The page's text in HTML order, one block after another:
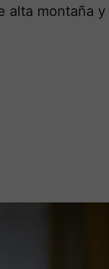
alta montaña